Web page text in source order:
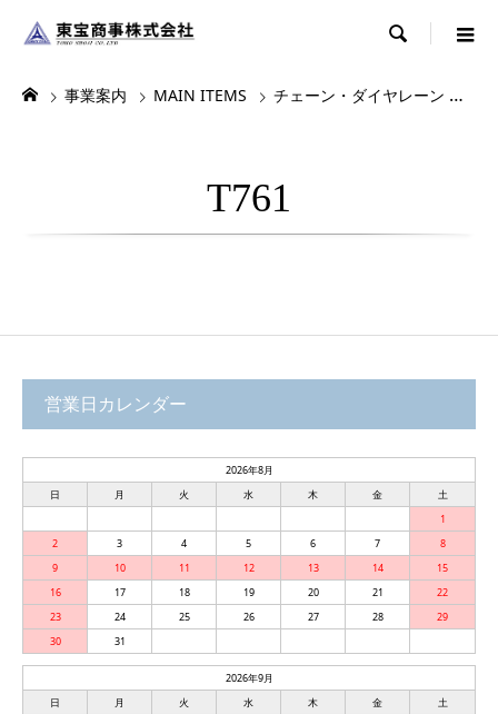

事業案内 MAIN ITEMS チェーン・ダイヤレーン
T761
営業日カレンダー
2026年8月
日
月 火 水 木 金
土
1
2
3 4 5 6 7
8
9
10 11 12 13 14
15
16
17 18 19 20 21
22
23
24 25 26 27 28
29
30
31
2026年9月
日
月 火 水 木 金
土